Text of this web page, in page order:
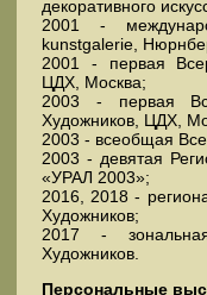
декоративного
2001 -
kunstgalerie,
2001 - первая
ЦДХ, Москва;
2003 - первая
Художников, ЦДХ,
2003 - всеобщая
2003 - девятая
«УРАЛ 2003»;
2016, 2018 -
Художников;
2017 -
Художников.
Персональные